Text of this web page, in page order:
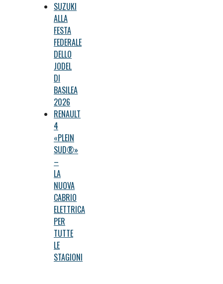
SUZUKI
ALLA
FESTA
FEDERALE
DELLO
JODEL
DI
BASILEA
2026
RENAULT
4
«PLEIN
SUD®»
–
LA
NUOVA
CABRIO
ELETTRICA
PER
TUTTE
LE
STAGIONI